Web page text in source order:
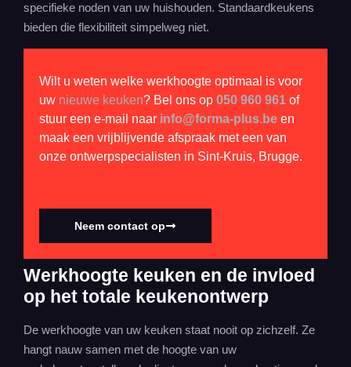
specifieke noden van uw huishouden. Standaardkeukens
bieden die flexibiliteit simpelweg niet.
Wilt u weten welke werkhoogte optimaal is voor
uw nieuwe keuken? Bel ons op 050 960 961 of
stuur een e-mail naar info@forma-plus.be en
maak een vrijblijvende afspraak met een van
onze ontwerpspecialisten in Sint-Kruis, Brugge.
Neem contact op
Werkhoogte keuken en de invloed
op het totale keukenontwerp
De werkhoogte van uw keuken staat nooit op zichzelf. Ze
hangt nauw samen met de hoogte van uw